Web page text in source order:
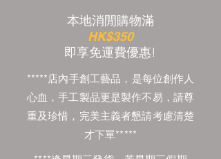
本地消閒購物滿
HK$350
​即享免運費優惠!
*****店內手創工藝品，是每位創作人
心血，手工製品更是製作不易，請尊
重及珍惜，完美主義者懇請考慮清楚
才下單*****